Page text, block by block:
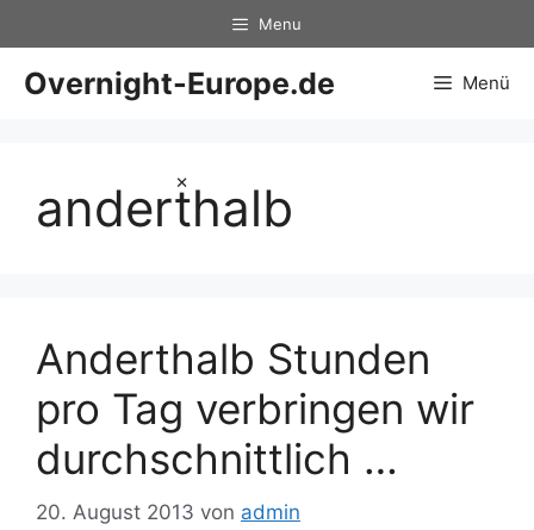
×
Inhalt
springen
Menu
Overnight-Europe.de Menü
anderthalb
Anderthalb Stunden
pro Tag verbringen wir
durchschnittlich …
20. August 2013 von admin